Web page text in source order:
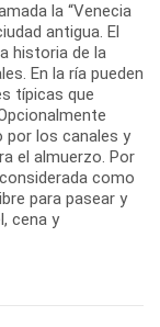
la “Venecia
antigua. El
historia de la
En la ría pueden
típicas que
por los canales y
el almuerzo. Por
como
para pasear y
cena y